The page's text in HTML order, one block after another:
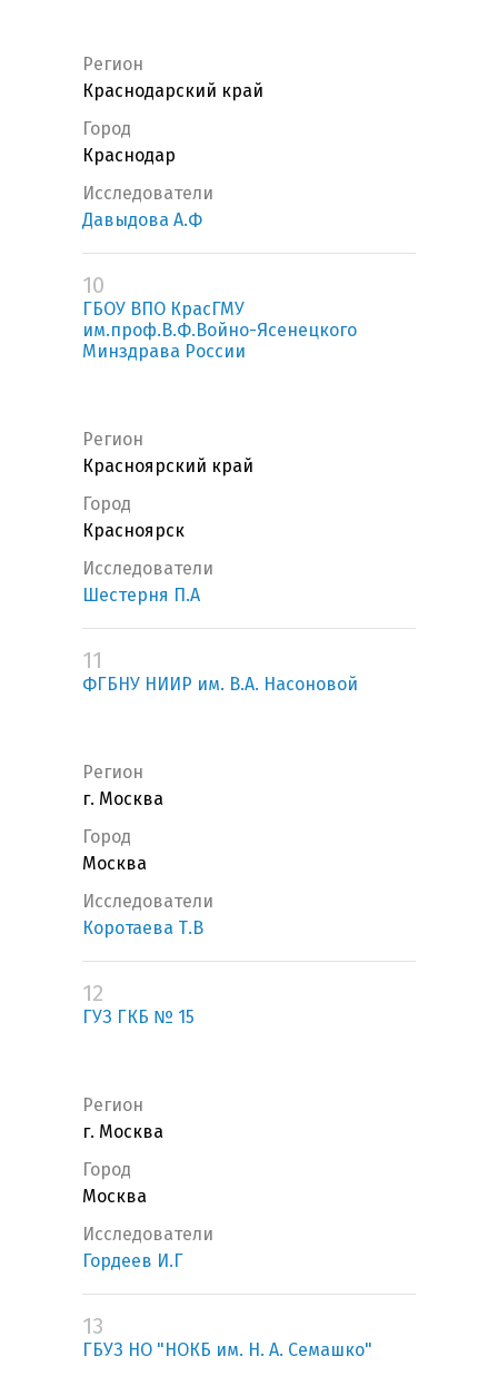
Регион
Краснодарский край
Город
Краснодар
Исследователи
Давыдова А.Ф
10
ГБОУ ВПО КрасГМУ
им.проф.В.Ф.Войно-Ясенецкого
Минздрава России
Регион
Красноярский край
Город
Красноярск
Исследователи
Шестерня П.А
11
ФГБНУ НИИР им. В.А. Насоновой
Регион
г. Москва
Город
Москва
Исследователи
Коротаева Т.В
12
ГУЗ ГКБ № 15
Регион
г. Москва
Город
Москва
Исследователи
Гордеев И.Г
13
ГБУЗ НО "НОКБ им. Н. А. Семашко"